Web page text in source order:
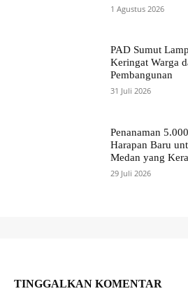
1 Agustus 2026
PAD Sumut
Keringat Warga
Pembangunan
31 Juli 2026
Penanaman
Harapan Baru
Medan yang
29 Juli 2026
TINGGALKAN KOMENTAR